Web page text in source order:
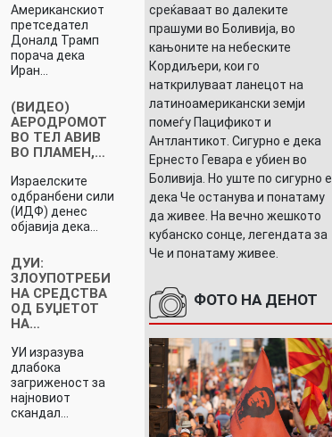
Американскиот
претседател
Доналд Трамп
порача дека
Иран…
(ВИДЕО)
АЕРОДРОМОТ
ВО ТЕЛ АВИВ
ВО ПЛАМЕН,…
Израелските
одбранбени сили
(ИДФ) денес
објавија дека…
ДУИ:
ЗЛОУПОТРЕБИ
НА СРЕДСТВА
ОД БУЏЕТОТ
НА…
УИ изразува
длабока
загриженост за
најновиот
скандал…
среќаваат во далеките
прашуми во Боливија, во
кањоните на небеските
Кордиљери, кои го
наткрилуваат ланецот на
латиноамерикански земји
помеѓу Пацификот и
Антлантикот. Сигурно е дека
Ернесто Гевара е убиен во
Боливија. Но уште по сигурно е
дека Че останува и понатаму
да живее. На вечно жешкото
кубанско сонце, легендата за
Че и понатаму живее.
ФОТО НА ДЕНОТ